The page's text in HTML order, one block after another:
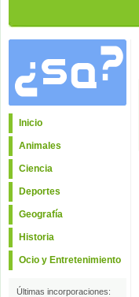
Inicio
Animales
Ciencia
Deportes
Geografía
Historia
Ocio y Entretenimiento
Últimas incorporaciones: